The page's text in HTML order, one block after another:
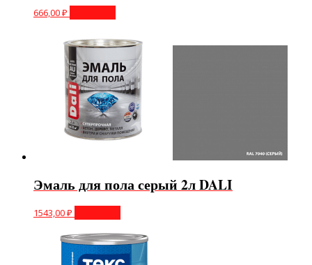
666,00₽
Эмаль для пола серый 2л DALI
1543,00₽